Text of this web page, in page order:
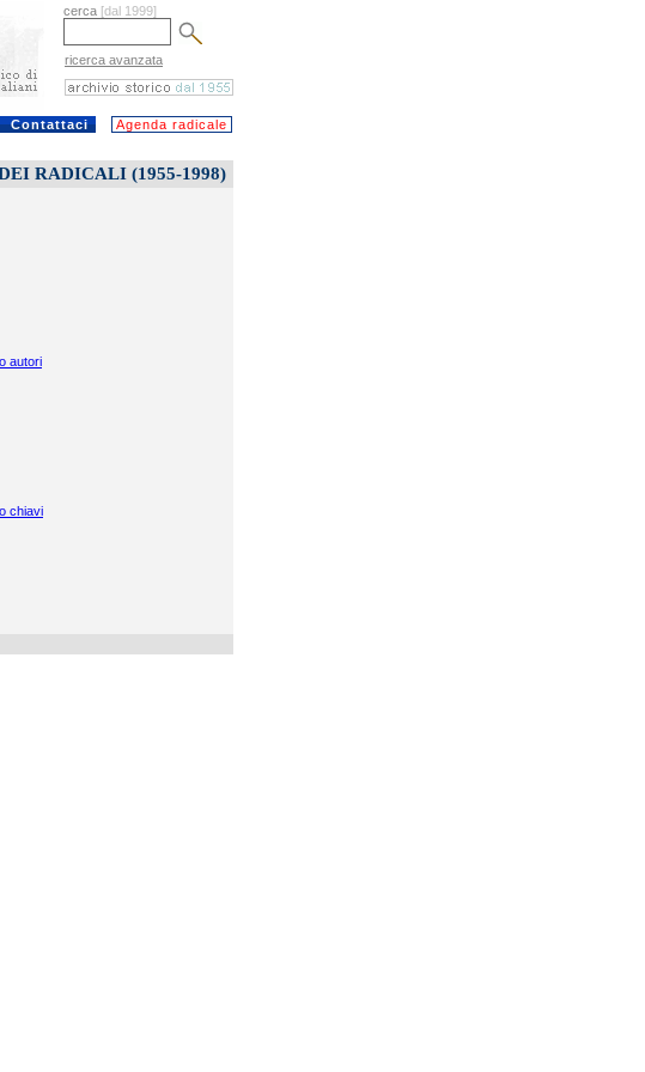
cerca [dal 1999]
ricerca avanzata
Contattaci Agenda radicale
RADICALI (1955-1998)
autori
chiavi